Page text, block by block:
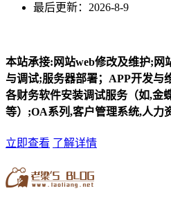
最后更新：2026-8-9
本站承接:网站web修改及维护;网
与调试;服务器部署；APP开发与
各财务软件安装调试服务（如,金
等）;OA系列,客户管理系统,人力
立即查看 了解详情